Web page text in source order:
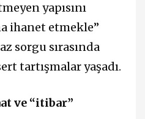
yapısını
ihanet etmekle”
sorgu sırasında
tartışmalar yaşadı.
ve “itibar”